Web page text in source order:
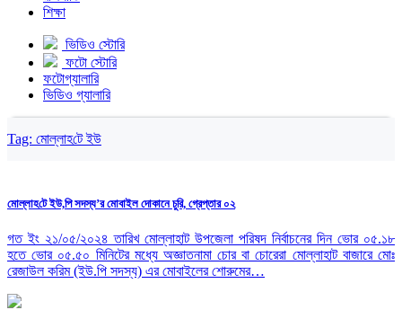
শিক্ষা
ভিডিও স্টোরি
ফটো স্টোরি
ফটোগ্যালারি
ভিডিও গ্যালারি
Tag: ‌মোল্লাহ‌টে ইউ‌
‌মোল্লাহ‌টে ইউ‌,পি সদস্য’র মোবাইল ‌দোকানে চু‌রি, গ্রেপ্তার ০২
গত ইং ২১/০৫/২০২৪ তারিখ মোল্লাহাট উপজেলা পরিষদ নির্বাচনের দিন ভোর ০৫.১৮
হতে ভোর ০৫.৫০ মিনিটের মধ্যে অজ্ঞাতনামা চোর বা চোরেরা মোল্লাহাট বাজারে মোঃ
রেজাউল করিম (ইউ.পি সদস্য) এর মোবাইলের শোরুমের…